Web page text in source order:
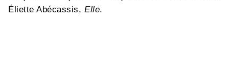
Éliette Abécassis,Elle.